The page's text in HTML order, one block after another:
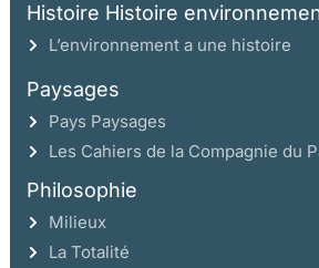
Histoire Histoire
L’environnement a une histoire
Paysages
Pays Paysages
Les Cahiers de la Compagnie du
Philosophie
Milieux
La Totalité